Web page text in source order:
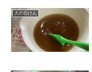
人の石けん